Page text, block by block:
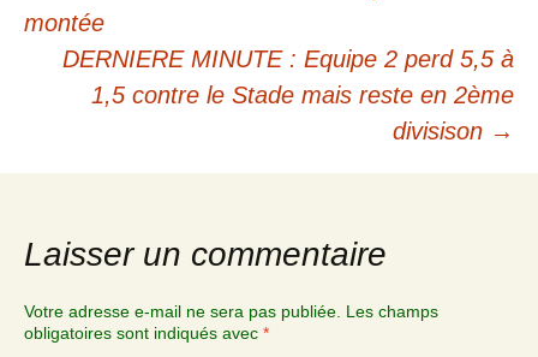
articles
montée
DERNIERE MINUTE : Equipe 2 perd 5,5 à
1,5 contre le Stade mais reste en 2ème
divisison →
Laisser un commentaire
Votre adresse e-mail ne sera pas publiée. Les champs
obligatoires sont indiqués avec *